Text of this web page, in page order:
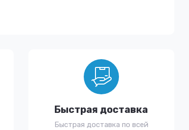
Быстрая доставка
Быстрая доставка по всей